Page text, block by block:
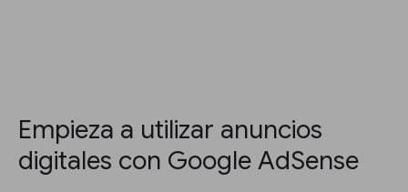
Empieza a utilizar anuncios
digitales con Google AdSense